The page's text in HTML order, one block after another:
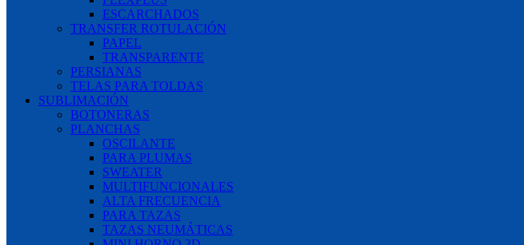
ESCARCHADOS
TRANSFER ROTULACIÓN
PAPEL
TRANSPARENTE
PERSIANAS
TELAS PARA TOLDAS
SUBLIMACIÓN
BOTONERAS
PLANCHAS
OSCILANTE
PARA PLUMAS
SWEATER
MULTIFUNCIONALES
ALTA FRECUENCIA
PARA TAZAS
TAZAS NEUMÁTICAS